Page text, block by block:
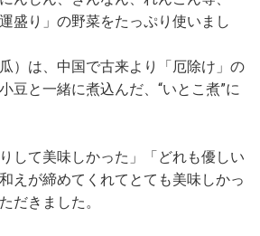
盛り」の野菜をたっぷり使いまし
）は、中国で古来より「厄除け」の
豆と一緒に煮込んだ、“いとこ煮”に
して美味しかった」「どれも優しい
えが締めてくれてとても美味しかっ
だきました。